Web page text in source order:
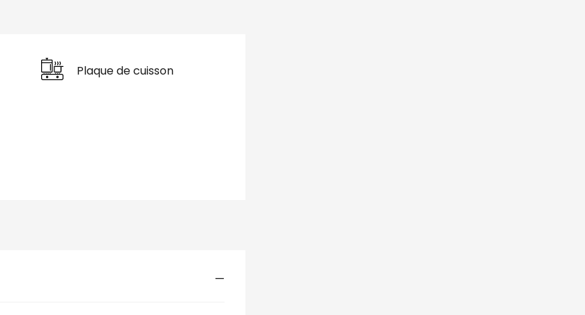
Plaque de cuisson
—